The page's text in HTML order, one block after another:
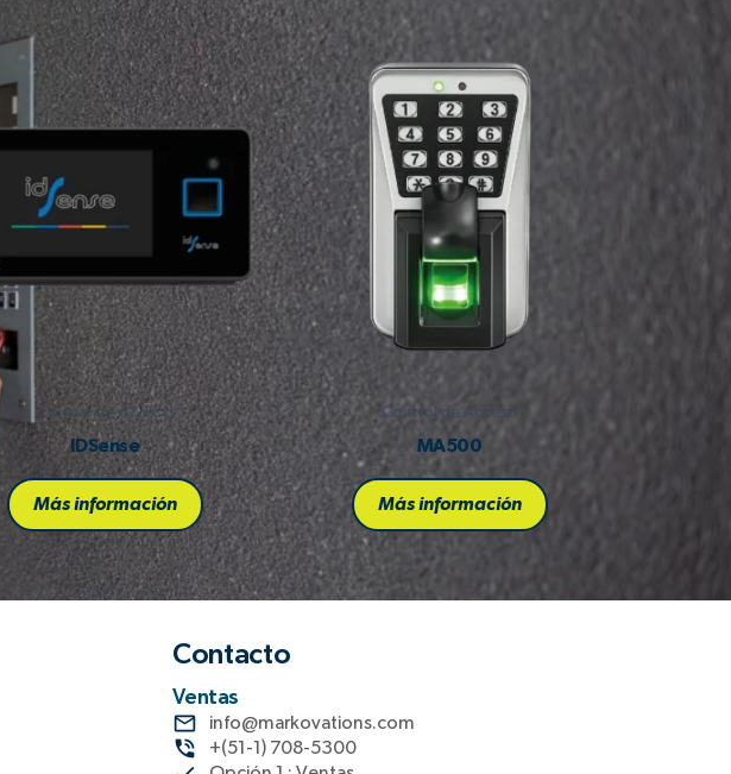
Control de Acceso
IDSense
Más información
Control de Acceso
MA500
Más información
Contacto
Ventas
info@markovations.com
+(51-1) 708-5300